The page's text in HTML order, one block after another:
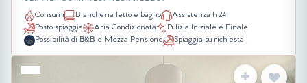
Consumi Biancheria letto e bagno
Assistenza h 24
Posto spiaggia
Aria Condizionata
Pulizia Iniziale e Finale
Possibilità di B&B e Mezza Pensione
Spiaggia su richiesta